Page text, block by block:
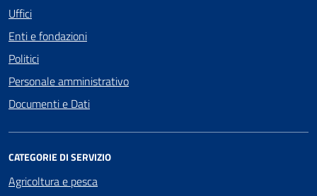
Uffici
Enti e fondazioni
Politici
Personale amministrativo
Documenti e Dati
CATEGORIE DI SERVIZIO
Agricoltura e pesca